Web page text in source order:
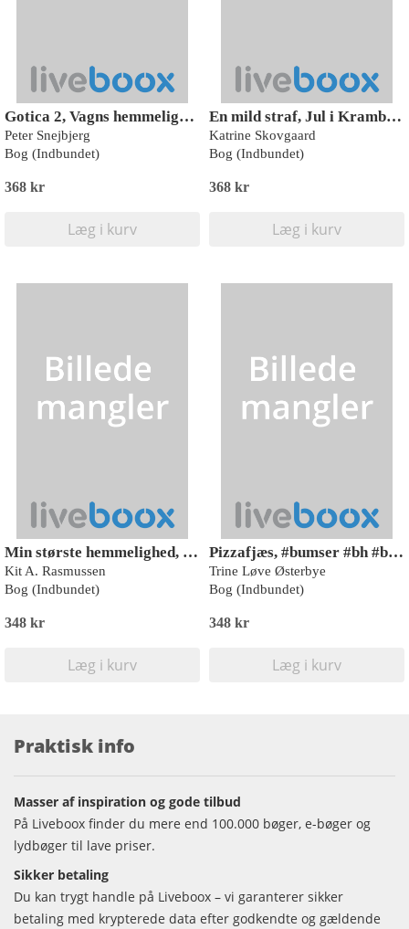
Gotica 2, Vagns hemmelighed, Rød Læseklub
Peter Snejbjerg
Bog (Indbundet)
368 kr
Læg i kurv
En mild straf, Jul i Kramboden 1, Rød Læseklub
Katrine Skovgaard
Bog (Indbundet)
368 kr
Læg i kurv
Min største hemmelighed, Basma, Rød Læseklub
Kit A. Rasmussen
Bog (Indbundet)
348 kr
Læg i kurv
Pizzafjæs, #bumser #bh #blærerøv, Rød Læseklub
Trine Løve Østerbye
Bog (Indbundet)
348 kr
Læg i kurv
Praktisk info
Masser af inspiration og gode tilbud
På Liveboox finder du mere end 100.000 bøger, e-bøger og
lydbøger til lave priser.
Sikker betaling
Du kan trygt handle på Liveboox – vi garanterer sikker
betaling med krypterede data efter godkendte og gældende